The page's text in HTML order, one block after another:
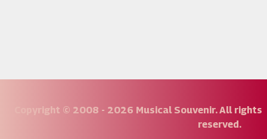
Copyright © 2008 - 2026 Musical Souvenir. All rights
reserved.